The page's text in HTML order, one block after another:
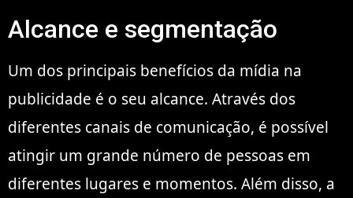
Alcance e segmentação
Um dos principais benefícios da mídia na
publicidade é o seu alcance. Através dos
diferentes canais de comunicação, é possível
atingir um grande número de pessoas em
diferentes lugares e momentos. Além disso, a